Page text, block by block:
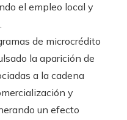
el empleo local y
de microcrédito
la aparición de
a la cadena
y
un efecto